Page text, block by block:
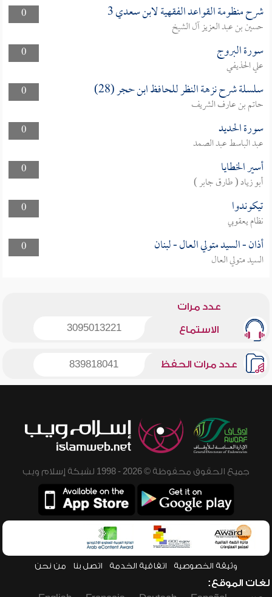
0 شرح منظومة القواعد الفقهية لابن سعدي 3
حسين بن عبد العزيز آل الشيخ
0
سورة البروج
علي الحذيفي
0
سلسلة شرح نزهة النظر للحافظ ابن حجر (28)
حاتم بن عارف الشريف
0
سورة الحديد
عبد الباسط عبد الصمد
0
أسير الخطايا
أبو زياد ( طارق جابر )
0
تيكوندوا
نظام يعقوبي
0
أذان - السيد متولي العال - لبنان
السيد متولي العال
عدد مرات
الاستماع 3095013221
عدد مرات الحفظ 839818041
جميع الحقوق محفوظة © 2026 - 1998 لشبكة إسلام ويب
وثيقة الخصوصية اتفاقية الخدمة اتصل بنا من نحن
لغات الموقع: